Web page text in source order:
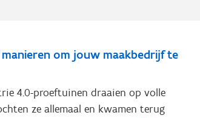
om jouw maakbedrijf te
4.0-proeftuinen draaien op volle
ze allemaal en kwamen terug